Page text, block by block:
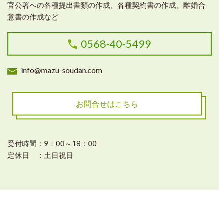
官公署への各種提出書類の作成、各種契約書の作成、離婚合
意書の作成など
0568-40-5499
info@mazu-soudan.com
お問合せはこちら
受付時間：9：00～18：00
定休日 ：土日祝日